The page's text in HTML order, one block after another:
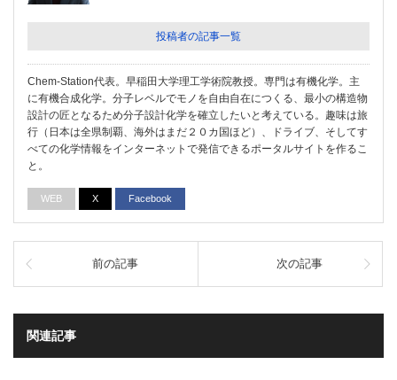
投稿者の記事一覧
Chem-Station代表。早稲田大学理工学術院教授。専門は有機化学。主
に有機合成化学。分子レベルでモノを自由自在につくる、最小の構造物
設計の匠となるため分子設計化学を確立したいと考えている。趣味は旅
行（日本は全県制覇、海外はまだ２０カ国ほど）、ドライブ、そしてす
べての化学情報をインターネットで発信できるポータルサイトを作るこ
と。
WEB X Facebook
前の記事 次の記事
関連記事